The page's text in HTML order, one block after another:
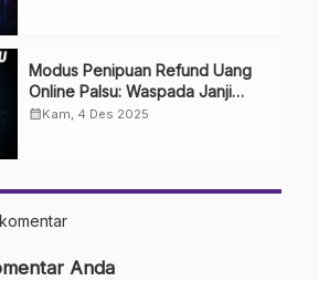
Modus Penipuan Refund Uang
Online Palsu: Waspada Janji
Uang Kembali
calendar_monthKam, 4 Des 2025
Anda